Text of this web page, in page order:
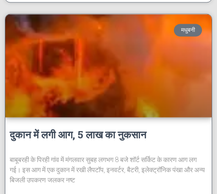
मधुबनी
दुकान में लगी आग, 5 लाख का नुकसान
बाबूबरही के पिरही गांव में मंगलवार सुबह लगभग 8 बजे शॉर्ट सर्किट के कारण आग लग
गई। इस आग में एक दुकान में रखी लैपटॉप, इनवर्टर, बैटरी, इलेक्ट्रॉनिक पंखा और अन्य
बिजली उपकरण जलकर नष्ट